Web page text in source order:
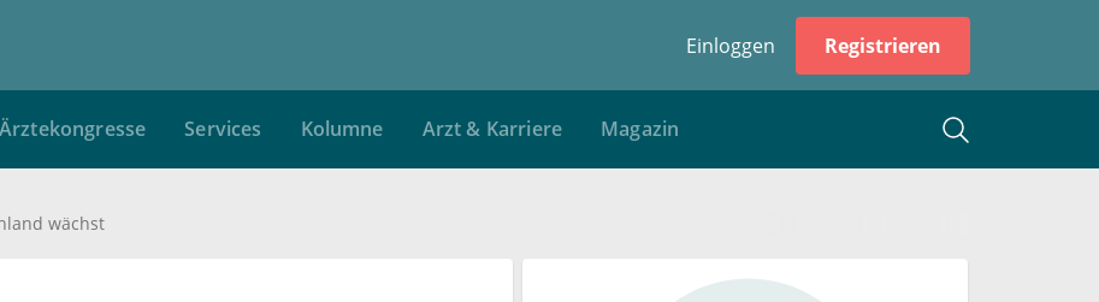
Einloggen Registrieren
Ärztekongresse Services Kolumne Arzt & Karriere Magazin
wächst